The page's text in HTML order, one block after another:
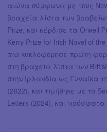
αιώνα σύμφωνα με τους
βραχεία λίστα των
Prize, και κέρδισε τα Orwell
Kerry Prize for Irish Novel of
πια κυκλοφόρησε πρώτη
στη βραχεία λίστα των
στην Ιρλανδία ως Γυναίκα
(2022), και τιμήθηκε με το
Letters (2024), και πρόσφατα